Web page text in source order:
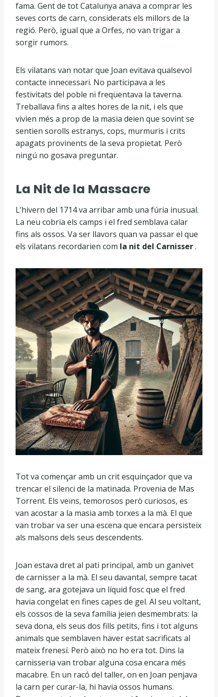
fama. Gent de tot Catalunya anava a comprar les
seves corts de carn, considerats els millors de la
regió. Però, igual que a Orfes, no van trigar a
sorgir rumors.
Els vilatans van notar que Joan evitava qualsevol
contacte innecessari. No participava a les
festivitats del poble ni freqüentava la taverna.
Treballava fins a altes hores de la nit, i els que
vivien més a prop de la masia deien que sovint se
sentien sorolls estranys, cops, murmuris i crits
apagats provinents de la seva propietat. Però
ningú no gosava preguntar.
La Nit de la Massacre
L’hivern del 1714 va arribar amb una fúria inusual.
La neu cobria els camps i el fred semblava calar
fins als ossos. Va ser llavors quan va passar el que
els vilatans recordarien com la nit del Carnisser.
Tot va començar amb un crit esquinçador que va
trencar el silenci de la matinada. Provenia de Mas
Torrent. Els veïns, temorosos però curiosos, es
van acostar a la masia amb torxes a la mà. El que
van trobar va ser una escena que encara persisteix
als malsons dels seus descendents.
Joan estava dret al pati principal, amb un ganivet
de carnisser a la mà. El seu davantal, sempre tacat
de sang, ara gotejava un líquid fosc que el fred
havia congelat en fines capes de gel. Al seu voltant,
els cossos de la seva família jeien desmembrats: la
seva dona, els seus dos fills petits, fins i tot alguns
animals que semblaven haver estat sacrificats al
mateix frenesí. Però això no ho era tot. Dins la
carnisseria van trobar alguna cosa encara més
macabre. En un racó del taller, on en Joan penjava
la carn per curar-la, hi havia ossos humans.